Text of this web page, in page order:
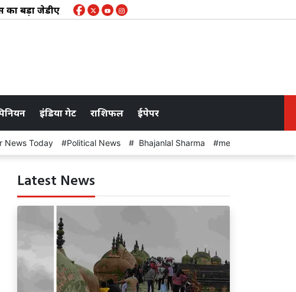
बड़ा जेडीए कूच कल: जन समस्याओं को लेकर पैदल मार्च, आयुक्त को सौंपेंगे
इंडिया गेट राशिफल ईपेपर
News Today Political News Bhajanlal Sharma meeting
Latest News